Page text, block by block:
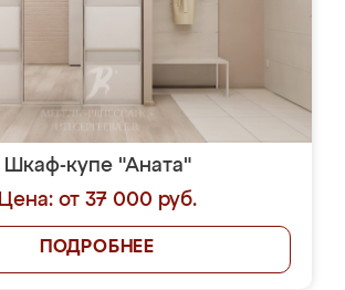
Шкаф-купе "Аната"
Цена: от 37 000 руб.
ПОДРОБНЕЕ